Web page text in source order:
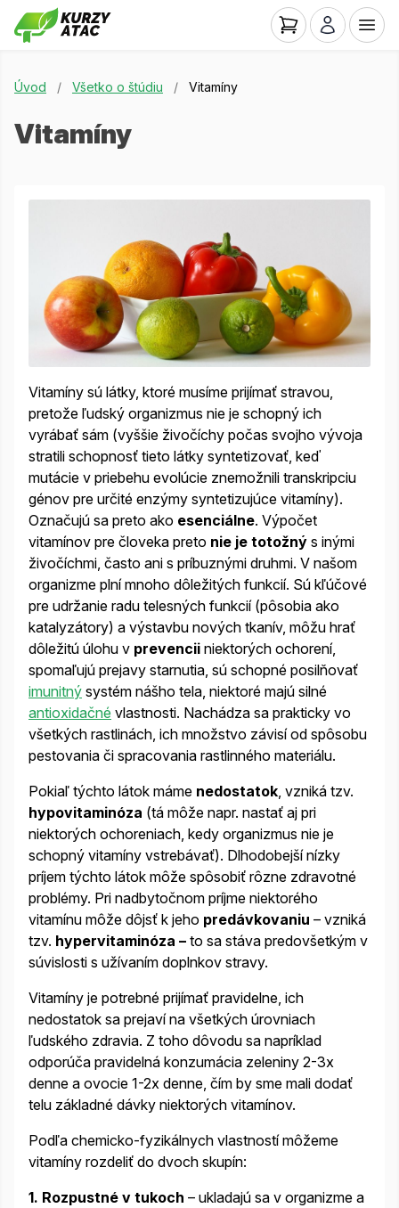
Úvod / Všetko o štúdiu / Vitamíny
Vitamíny
Vitamíny sú látky, ktoré musíme prijímať stravou,
pretože ľudský organizmus nie je schopný ich
vyrábať sám (vyššie živočíchy počas svojho vývoja
stratili schopnosť tieto látky syntetizovať, keď
mutácie v priebehu evolúcie znemožnili transkripciu
génov pre určité enzýmy syntetizujúce vitamíny).
Označujú sa preto ako esenciálne. Výpočet
vitamínov pre človeka preto nie je totožný s inými
živočíchmi, často ani s príbuznými druhmi. V našom
organizme plní mnoho dôležitých funkcií. Sú kľúčové
pre udržanie radu telesných funkcií (pôsobia ako
katalyzátory) a výstavbu nových tkanív, môžu hrať
dôležitú úlohu v prevencii niektorých ochorení,
spomaľujú prejavy starnutia, sú schopné posilňovať
imunitný systém nášho tela, niektoré majú silné
antioxidačné vlastnosti. Nachádza sa prakticky vo
všetkých rastlinách, ich množstvo závisí od spôsobu
pestovania či spracovania rastlinného materiálu.
Pokiaľ týchto látok máme nedostatok , vzniká tzv.
hypovitaminóza (tá môže napr. nastať aj pri
niektorých ochoreniach, kedy organizmus nie je
schopný vitamíny vstrebávať). Dlhodobejší nízky
príjem týchto látok môže spôsobiť rôzne zdravotné
problémy. Pri nadbytočnom príjme niektorého
vitamínu môže dôjsť k jeho predávkovaniu – vzniká
tzv. hypervitaminóza – to sa stáva predovšetkým v
súvislosti s užívaním doplnkov stravy.
Vitamíny je potrebné prijímať pravidelne, ich
nedostatok sa prejaví na všetkých úrovniach
ľudského zdravia. Z toho dôvodu sa napríklad
odporúča pravidelná konzumácia zeleniny 2-3x
denne a ovocie 1-2x denne, čím by sme mali dodať
telu základné dávky niektorých vitamínov.
Podľa chemicko-fyzikálnych vlastností môžeme
vitamíny rozdeliť do dvoch skupín:
1. Rozpustné v tukoch – ukladajú sa v organizme a